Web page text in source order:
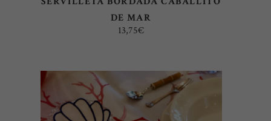
DE MAR
13,75€